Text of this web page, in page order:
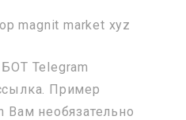
Telegram
Пример
Вам необязательно